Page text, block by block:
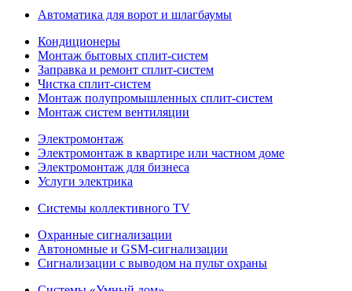
Автоматика для ворот и шлагбаумы
Кондиционеры
Монтаж бытовых сплит-систем
Заправка и ремонт сплит-систем
Чистка сплит-систем
Монтаж полупромышленных сплит-систем
Монтаж систем вентиляции
Электромонтаж
Электромонтаж в квартире или частном доме
Электромонтаж для бизнеса
Услуги электрика
Системы коллективного TV
Охранные сигнализации
Автономные и GSM-сигнализации
Сигнализации с выводом на пульт охраны